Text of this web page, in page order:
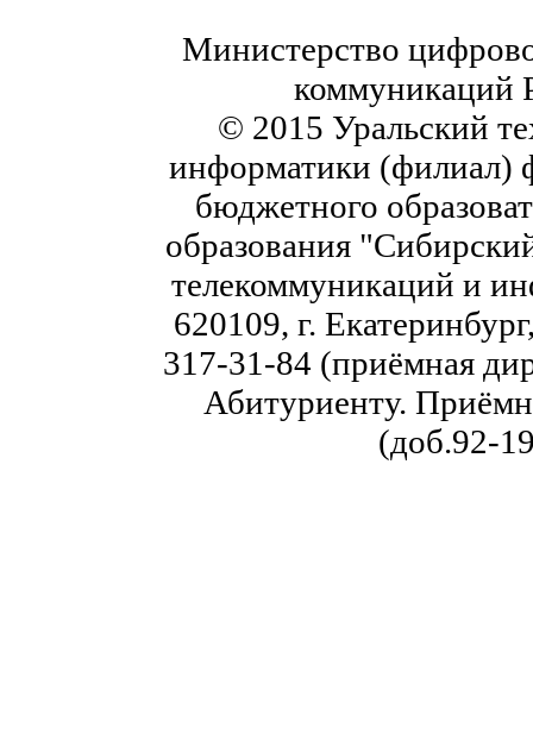
Министерство
коммуникаций
© 2015 Уральский
информатики (филиал)
бюджетного
образования
телекоммуникаций и
620109, г.
317-31-84 (приёмная
Абитуриенту.
(доб.92-